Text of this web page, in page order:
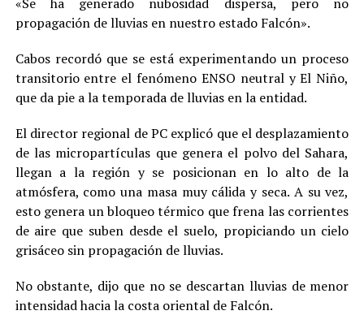
propagación de lluvias en nuestro estado Falcón».
Cabos recordó que se está experimentando un proceso
transitorio entre el fenómeno ENSO neutral y El Niño,
que da pie a la temporada de lluvias en la entidad.
El director regional de PC explicó que el desplazamiento
de las micropartículas que genera el polvo del Sahara,
llegan a la región y se posicionan en lo alto de la
atmósfera, como una masa muy cálida y seca. A su vez,
esto genera un bloqueo térmico que frena las corrientes
de aire que suben desde el suelo, propiciando un cielo
grisáceo sin propagación de lluvias.
No obstante, dijo que no se descartan lluvias de menor
intensidad hacia la costa oriental de Falcón.